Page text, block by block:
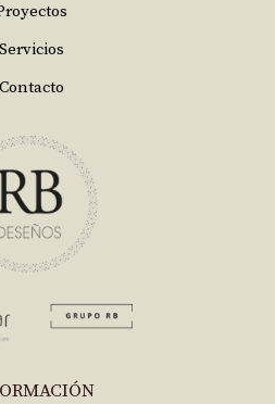
Servicios
Contacto